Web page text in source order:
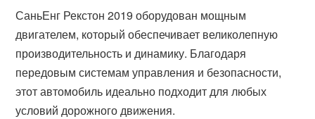
СаньЕнг Рекстон 2019 оборудован мощным
двигателем, который обеспечивает великолепную
производительность и динамику. Благодаря
передовым системам управления и безопасности,
этот автомобиль идеально подходит для любых
условий дорожного движения.